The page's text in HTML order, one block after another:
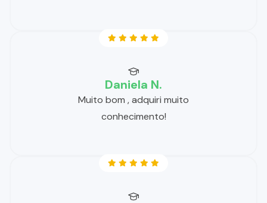
Daniela N.
Muito bom , adquiri muito
conhecimento!